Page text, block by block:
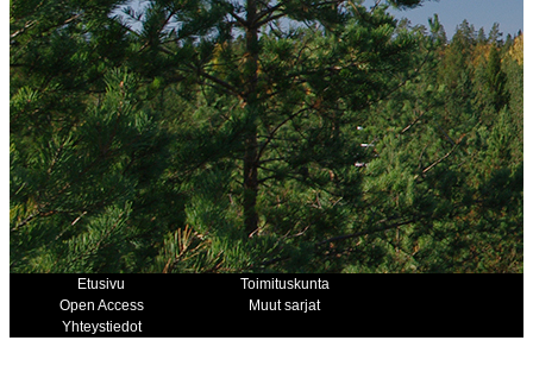
Etusivu
Toimituskunta
Open Access
Muut sarjat
Yhteystiedot